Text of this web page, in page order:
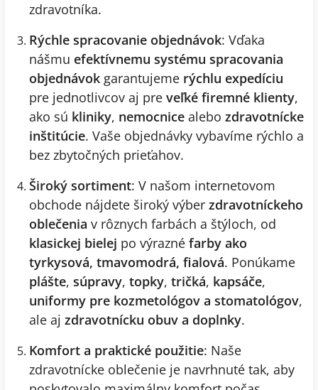
zdravotníka.
Rýchle spracovanie objednávok: Vďaka
nášmu efektívnemu systému spracovania
objednávok garantujeme rýchlu expedíciu
pre jednotlivcov aj pre veľké firemné klienty,
ako sú kliniky, nemocnice alebo zdravotnícke
inštitúcie. Vaše objednávky vybavíme rýchlo a
bez zbytočných prieťahov.
Široký sortiment: V našom internetovom
obchode nájdete široký výber zdravotníckeho
oblečenia v rôznych farbách a štýloch, od
klasickej bielej po výrazné farby ako
tyrkysová, tmavomodrá, fialová. Ponúkame
plášte, súpravy, topky, tričká, kapsáče,
uniformy pre kozmetológov a stomatológov,
ale aj zdravotnícku obuv a doplnky.
Komfort a praktické použitie: Naše
zdravotnícke oblečenie je navrhnuté tak, aby